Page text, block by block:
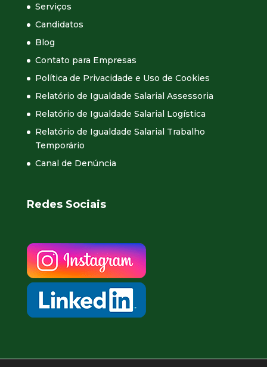
Serviços
Candidatos
Blog
Contato para Empresas
Política de Privacidade e Uso de Cookies
Relatório de Igualdade Salarial Assessoria
Relatório de Igualdade Salarial Logística
Relatório de Igualdade Salarial Trabalho
Temporário
Canal de Denúncia
Redes Sociais